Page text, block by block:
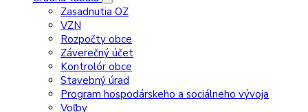
Zasadnutia OZ
VZN
Rozpočty obce
Záverečný účet
Kontrolór obce
Stavebný úrad
Program hospodárskeho a sociálneho vývoja
Voľby